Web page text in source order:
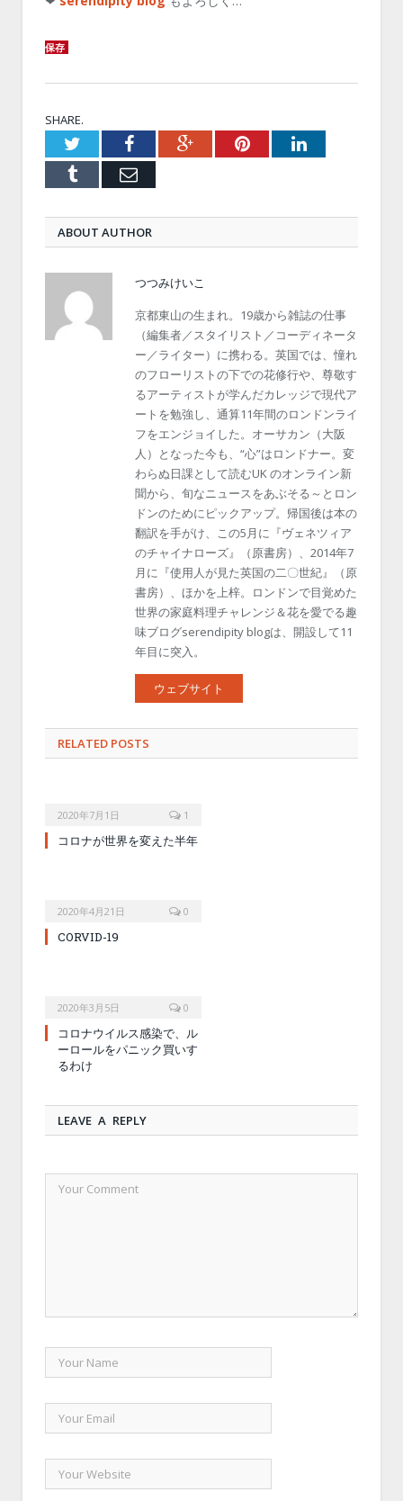
保存
SHARE.
TwitterFacebookGoogle+PinterestLinkedIn
Tumblr Email
ABOUT AUTHOR
つつみけいこ
京都東山の生まれ。19歳から雑誌の仕事
（編集者／スタイリスト／コーディネータ
ー／ライター）に携わる。英国では、憧れ
のフローリストの下での花修行や、尊敬す
るアーティストが学んだカレッジで現代ア
ートを勉強し、通算11年間のロンドンライ
フをエンジョイした。オーサカン（大阪
人）となった今も、“心”はロンドナー。変
わらぬ日課として読むUK のオンライン新
聞から、旬なニュースをあぶそる～とロン
ドンのためにピックアップ。帰国後は本の
翻訳を手がけ、この5月に『ヴェネツィア
のチャイナローズ』（原書房）、2014年7
月に『使用人が見た英国の二〇世紀』（原
書房）、ほかを上梓。ロンドンで目覚めた
世界の家庭料理チャレンジ＆花を愛でる趣
味ブログserendipity blogは、開設して11
年目に突入。
ウェブサイト
RELATED POSTS
2020年7月1日 1
コロナが世界を変えた半年
2020年4月21日 0
CORVID-19
2020年3月5日 0
コロナウイルス感染で、ル
ーロールをパニック買いす
るわけ
LEAVE A REPLY